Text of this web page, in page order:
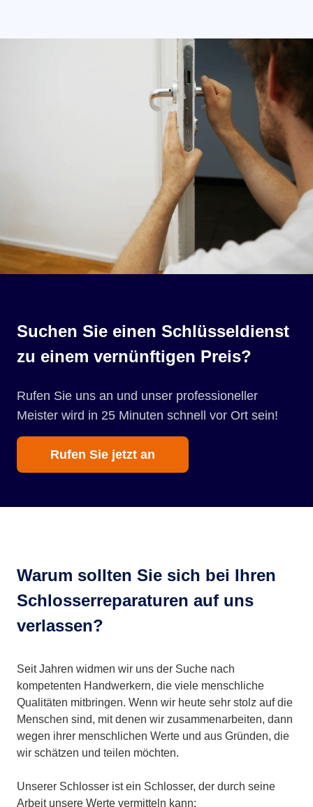
Suchen Sie einen Schlüsseldienst
zu einem vernünftigen Preis?
Rufen Sie uns an und unser professioneller
Meister wird in 25 Minuten schnell vor Ort sein!
Rufen Sie jetzt an
Warum sollten Sie sich bei Ihren
Schlosserreparaturen auf uns
verlassen?
Seit Jahren widmen wir uns der Suche nach
kompetenten Handwerkern, die viele menschliche
Qualitäten mitbringen. Wenn wir heute sehr stolz auf die
Menschen sind, mit denen wir zusammenarbeiten, dann
wegen ihrer menschlichen Werte und aus Gründen, die
wir schätzen und teilen möchten.
Unserer Schlosser ist ein Schlosser, der durch seine
Arbeit unsere Werte vermitteln kann: